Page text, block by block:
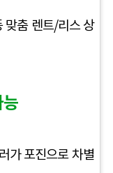
맞춤 렌트/리스 상
가 포진으로 차별